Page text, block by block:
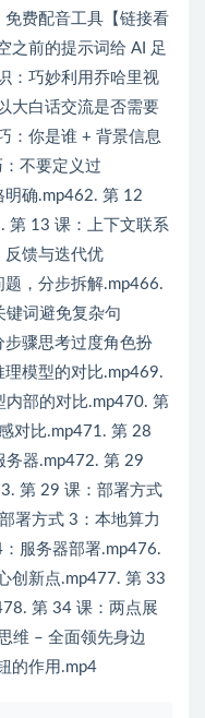
费配音工具【链接看
之前的提示词给 AI 足
：巧妙利用乔哈里视
大白话交流是否需要
：你是谁 + 背景信息
不要定义过
确.mp462. 第 12
第 13 课：上下文联系
反馈与迭代优
，分步拆解.mp466.
键词避免复杂句
骤思考过度角色扮
模型的对比.mp469.
部的对比.mp470. 第
对比.mp471. 第 28
务器.mp472. 第 29
第 29 课：部署方式
署方式 3：本地算力
服务器部署.mp476.
创新点.mp477. 第 33
第 34 课：两点展
维 – 全面领先身边
的作用.mp4